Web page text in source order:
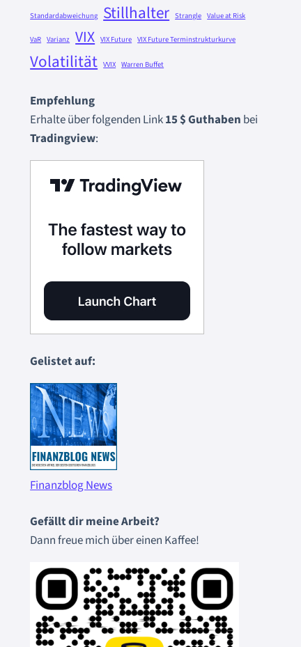
Standardabweichung Stillhalter Strangle Value at Risk
VaR Varianz VIX VIX Future VIX Future Terminstrukturkurve
Volatilität VVIX Warren Buffet
Empfehlung
Erhalte über folgenden Link15 $ Guthaben bei
Tradingview:
Gelistet auf:
Finanzblog News
Gefällt dir meine Arbeit?
Dann freue mich über einen Kaffee!